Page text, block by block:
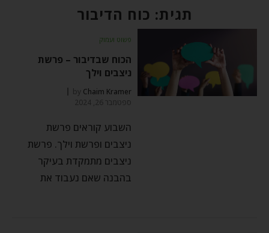
תגית: כוח הדיבור
פשוט ועמוק
הכוח שבדיבור – פרשת
ניצבים וילך
by Chaim Kramer
ספטמבר 26, 2024
השבוע קוראים פרשת
ניצבים ופרשת וילך. פרשת
ניצבים מתמקדת בעיקר
בהבנה שאם נעבוד את